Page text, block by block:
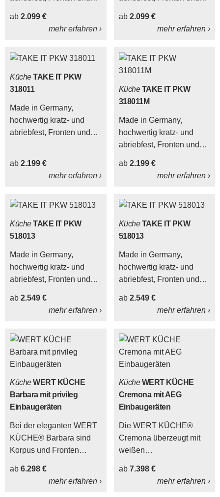
Sichtkanten.
ab 2.099 €
mehr erfahren ›
Sichtkanten.
ab 2.099 €
mehr erfahren ›
KücheTAKE IT PKW
318011
Made in Germany,
hochwertig kratz- und
abriebfest, Fronten und
ab 2.199 €
mehr erfahren ›
KücheTAKE IT PKW
318011M
Made in Germany,
hochwertig kratz- und
abriebfest, Fronten und
Sichtkanten.
ab 2.199 €
mehr erfahren ›
KücheTAKE IT PKW
518013
Made in Germany,
hochwertig kratz- und
abriebfest, Fronten und
Sichtkanten.
ab 2.549 €
mehr erfahren ›
KücheTAKE IT PKW
518013
Made in Germany,
hochwertig kratz- und
abriebfest, Fronten und
Sichtkanten.
ab 2.549 €
mehr erfahren ›
KücheWERT KÜCHE
Barbara mit privileg
Einbaugeräten
Bei der eleganten WERT
KÜCHE® Barbara sind
Korpus und Fronten
ab 6.298 €
mehr erfahren ›
KücheWERT KÜCHE
Cremona mit AEG
Einbaugeräten
Die WERT KÜCHE®
Cremona überzeugt mit
weißen
ab 7.398 €
mehr erfahren ›